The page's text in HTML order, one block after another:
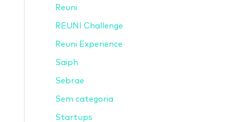
Reuni
REUNI Challenge
Reuni Experience
Saiph
Sebrae
Sem categoria
Startups